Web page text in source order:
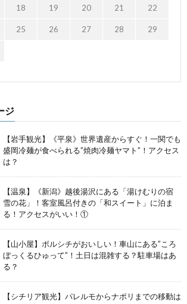
18 19 20 21 22
25 26 27 28 29
ジ
【岩手観光】《平泉》世界遺産からすぐ！一関でも
盛岡冷麺が食べられる”焼肉冷麺ヤマト”！アクセス
は？
【温泉】《新潟》越後湯沢にある「湯けむりの宿
雪の花」！客室風呂付きの「和スイート」に泊ま
る！アクセスがいい！①
【山小屋】ボルシチがおいしい！車山にある”ころ
ぼっくるひゅって”！土日は混雑する？駐車場はあ
る？
【シチリア観光】パレルモからナポリまでの移動は